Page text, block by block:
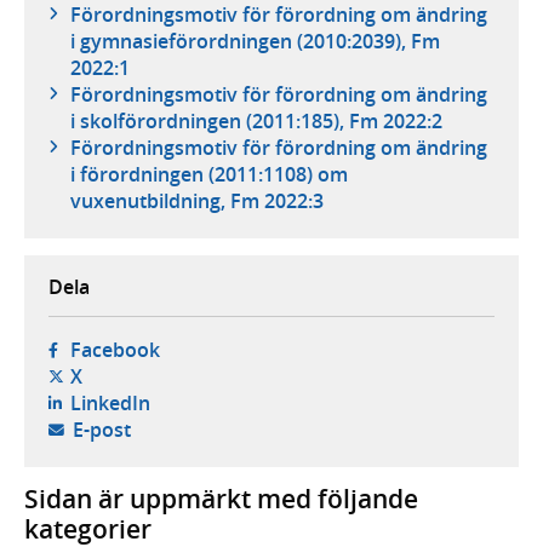
Förordningsmotiv för förordning om ändring
i gymnasieförordningen (2010:2039), Fm
2022:1
Förordningsmotiv för förordning om ändring
i skolförordningen (2011:185), Fm 2022:2
Förordningsmotiv för förordning om ändring
i förordningen (2011:1108) om
vuxenutbildning, Fm 2022:3
Dela
Facebook- öppnas i ny flik, extern webbplats,
X- öppnas i ny flik, extern webbplats,
LinkedIn- öppnas i ny flik, extern webbplats,
E-post- öppnar din e-postklient,
Sidan är uppmärkt med följande
kategorier